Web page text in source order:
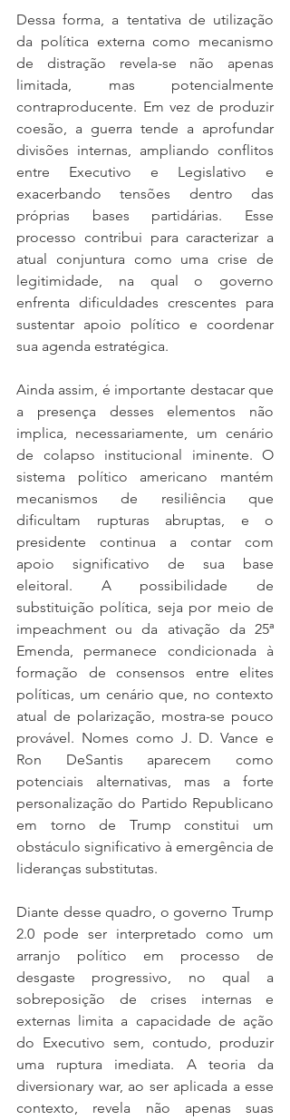
Dessa forma, a tentativa de utilização
da política externa como mecanismo
de distração revela-se não apenas
limitada, mas potencialmente
contraproducente. Em vez de produzir
coesão, a guerra tende a aprofundar
divisões internas, ampliando conflitos
entre Executivo e Legislativo e
exacerbando tensões dentro das
próprias bases partidárias. Esse
processo contribui para caracterizar a
atual conjuntura como uma crise de
legitimidade, na qual o governo
enfrenta dificuldades crescentes para
sustentar apoio político e coordenar
sua agenda estratégica.
Ainda assim, é importante destacar que
a presença desses elementos não
implica, necessariamente, um cenário
de colapso institucional iminente. O
sistema político americano mantém
mecanismos de resiliência que
dificultam rupturas abruptas, e o
presidente continua a contar com
apoio significativo de sua base
eleitoral. A possibilidade de
substituição política, seja por meio de
impeachment ou da ativação da 25ª
Emenda, permanece condicionada à
formação de consensos entre elites
políticas, um cenário que, no contexto
atual de polarização, mostra-se pouco
provável. Nomes como J. D. Vance e
Ron DeSantis aparecem como
potenciais alternativas, mas a forte
personalização do Partido Republicano
em torno de Trump constitui um
obstáculo significativo à emergência de
lideranças substitutas.
Diante desse quadro, o governo Trump
2.0 pode ser interpretado como um
arranjo político em processo de
desgaste progressivo, no qual a
sobreposição de crises internas e
externas limita a capacidade de ação
do Executivo sem, contudo, produzir
uma ruptura imediata. A teoria da
diversionary war, ao ser aplicada a esse
contexto, revela não apenas suas